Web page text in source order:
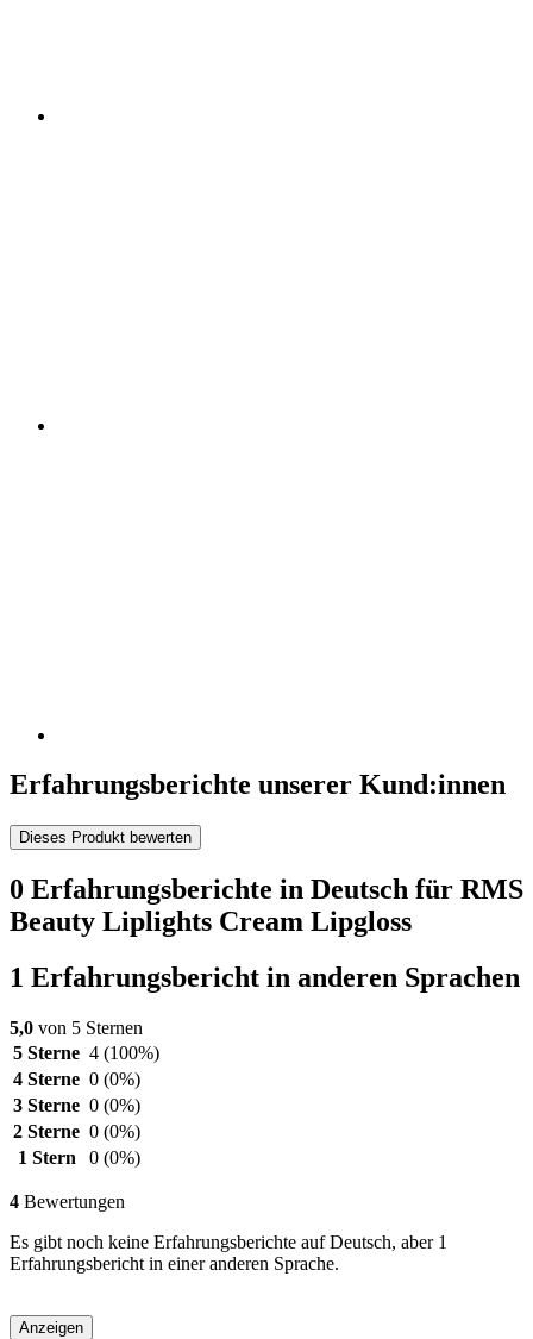
Erfahrungsberichte unserer Kund:innen
Dieses Produkt bewerten
0 Erfahrungsberichte in Deutsch für RMS
Beauty Liplights Cream Lipgloss
1 Erfahrungsbericht in anderen Sprachen
5,0 von 5 Sternen
5 Sterne 4 (100%)
4 Sterne 0 (0%)
3 Sterne 0 (0%)
2 Sterne 0 (0%)
1 Stern
0 (0%)
4 Bewertungen
Es gibt noch keine Erfahrungsberichte auf Deutsch, aber 1
Erfahrungsbericht in einer anderen Sprache.
Anzeigen